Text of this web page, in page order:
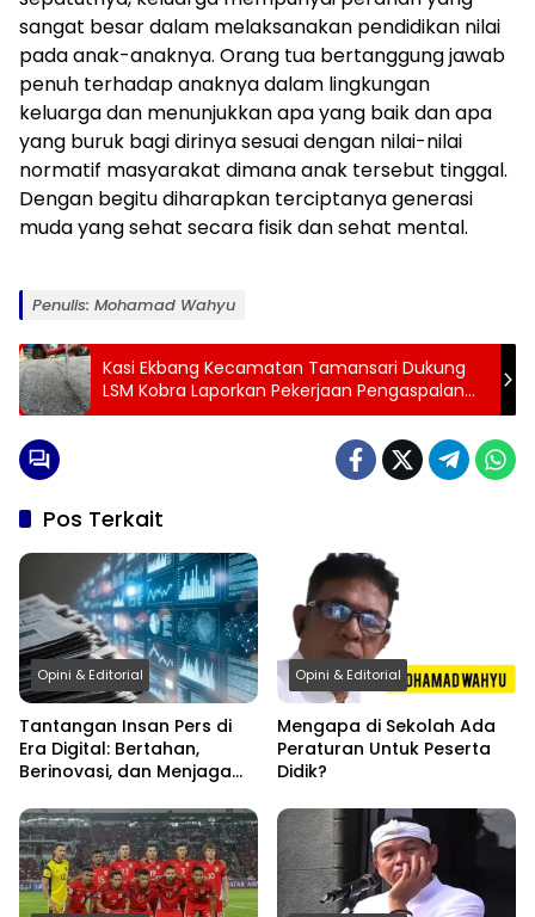
sangat besar dalam melaksanakan pendidikan nilai
pada anak-anaknya. Orang tua bertanggung jawab
penuh terhadap anaknya dalam lingkungan
keluarga dan menunjukkan apa yang baik dan apa
yang buruk bagi dirinya sesuai dengan nilai-nilai
normatif masyarakat dimana anak tersebut tinggal.
Dengan begitu diharapkan terciptanya generasi
muda yang sehat secara fisik dan sehat mental.
Penulis: Mohamad Wahyu
Kasi Ekbang Kecamatan Tamansari Dukung
LSM Kobra Laporkan Pekerjaan Pengaspalan
Desa Pasir Eurih
Pos Terkait
Opini & Editorial
Tantangan Insan Pers di
Era Digital: Bertahan,
Berinovasi, dan Menjaga
Opini & Editorial
Mengapa di Sekolah Ada
Peraturan Untuk Peserta
Didik?